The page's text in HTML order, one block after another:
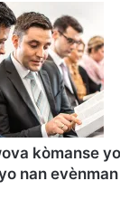
kòmanse
nan